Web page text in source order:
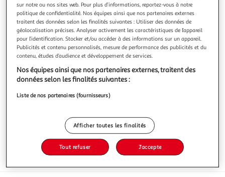
MON BOUCHER
Pavé de bœuf *** façon tournedos à griller
C'est notre expert boucher en magasin qui prépare vos
pièces de viande, le jour de votre livraison. Il l'achemine
ensuite dans votre drive dans le respect de la chaîne du
froid. Vous n'avez plus qu'à le récupérer avec le reste de
votre commande et vous régaler. La disponibilité des
produits de notre
En savoir +
1 pièce
Vous voulez connaître le prix de ce produit ?
Afficher le prix
sur notre ou nos sites web. Pour plus d’informations, reportez-vous à notre
politique de confidentialité. Nos équipes ainsi que nos partenaires externes
traitent des données selon les finalités suivantes : Utiliser des données de
géolocalisation précises. Analyser activement les caractéristiques de l’appareil
pour l’identification. Stocker et/ou accéder à des informations sur un appareil.
Publicités et contenu personnalisés, mesure de performance des publicités et du
contenu, études d’audience et développement de services.
Nos équipes ainsi que nos partenaires externes, traitent des
données selon les finalités suivantes :
Liste de nos partenaires (fournisseurs)
Afficher toutes les finalités
Tout refuser J'accepte